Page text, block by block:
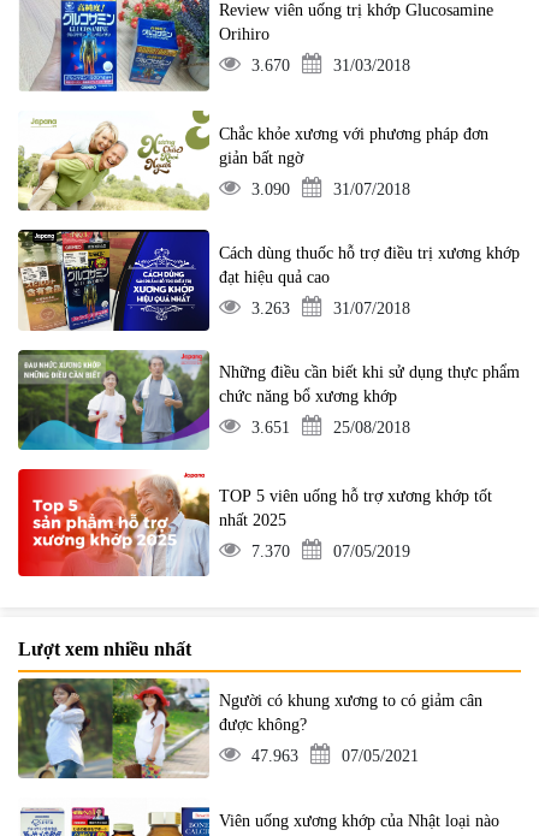
Review viên uống trị khớp Glucosamine
Orihiro
3.670
31/03/2018
Chắc khỏe xương với phương pháp đơn
giản bất ngờ
3.090
31/07/2018
Cách dùng thuốc hỗ trợ điều trị xương khớp
đạt hiệu quả cao
3.263
31/07/2018
Những điều cần biết khi sử dụng thực phẩm
chức năng bổ xương khớp
3.651
25/08/2018
TOP 5 viên uống hỗ trợ xương khớp tốt
nhất 2025
7.370
07/05/2019
Lượt xem nhiều nhất
Người có khung xương to có giảm cân
được không?
47.963
07/05/2021
Viên uống xương khớp của Nhật loại nào